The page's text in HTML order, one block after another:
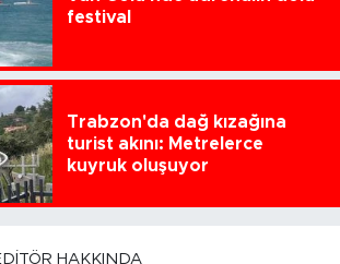
festival
Trabzon'da dağ kızağına
turist akını: Metrelerce
kuyruk oluşuyor
HAKKINDA